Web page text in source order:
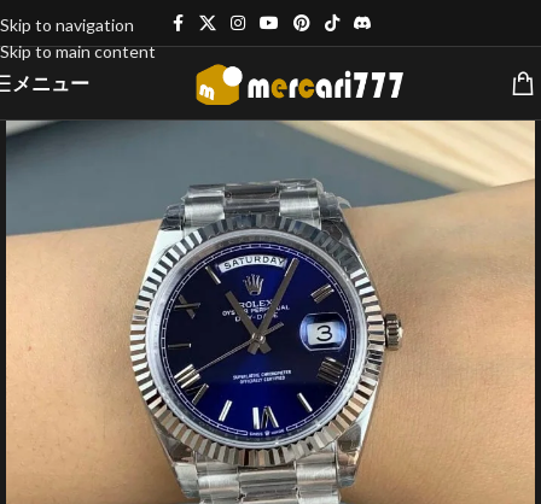
Skip to navigation
Skip to main content
メニュー